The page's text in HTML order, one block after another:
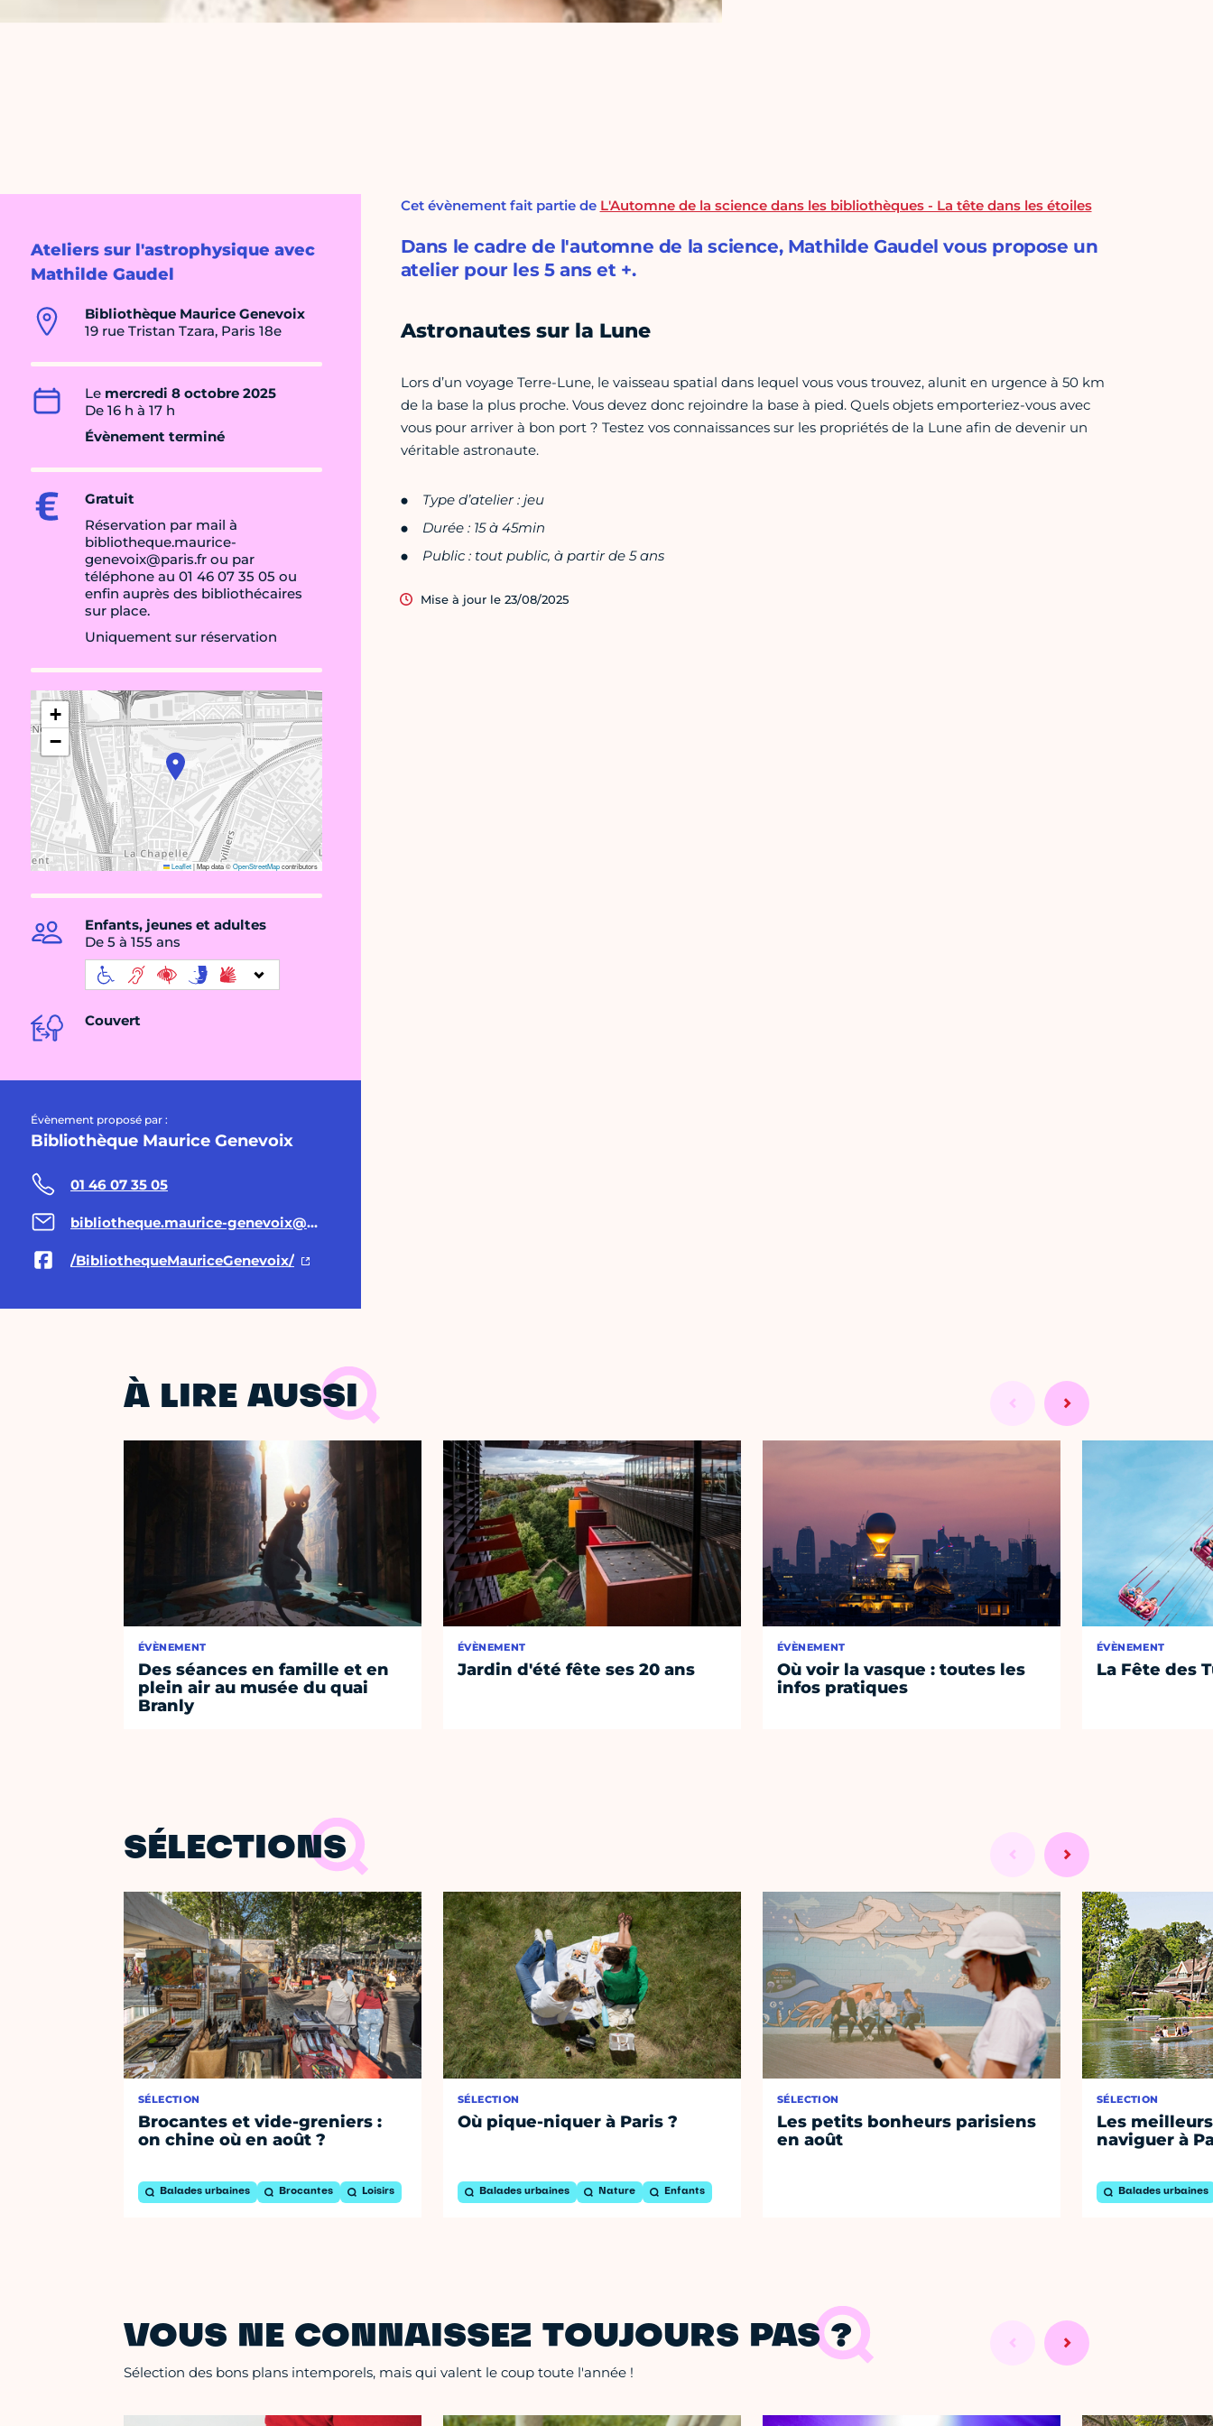
Ateliers sur l'astrophysique avec
Mathilde Gaudel
Bibliothèque Maurice Genevoix
19 rue Tristan Tzara, Paris 18e
Le mercredi 8 octobre 2025
De 16 h à 17 h
Évènement terminé
Gratuit
Réservation par mail à
bibliotheque.maurice-
genevoix@paris.fr ou par
téléphone au 01 46 07 35 05 ou
enfin auprès des bibliothécaires
sur place.
Uniquement sur réservation
+
−
Leaflet|Map data ©OpenStreetMapcontributors
Enfants, jeunes et adultes
De 5 à 155 ans
Couvert
Évènement proposé par :
Bibliothèque Maurice Genevoix
01 46 07 35 05
bibliotheque.maurice-genevoix@paris.fr
/BibliothequeMauriceGenevoix/
Cet évènement fait partie de L'Automne de la science dans les bibliothèques - La tête dans les étoiles
Dans le cadre de l'automne de la science, Mathilde Gaudel vous propose un
atelier pour les 5 ans et +.
Astronautes sur la Lune
Lors d’un voyage Terre-Lune, le vaisseau spatial dans lequel vous vous trouvez, alunit en urgence à 50 km
de la base la plus proche. Vous devez donc rejoindre la base à pied. Quels objets emporteriez-vous avec
vous pour arriver à bon port ? Testez vos connaissances sur les propriétés de la Lune afin de devenir un
véritable astronaute.
Type d’atelier : jeu
Durée : 15 à 45min
Public : tout public, à partir de 5 ans
Mise à jour le 23/08/2025
À LIRE AUSSI
ÉVÈNEMENT
Des séances en famille et en
plein air au musée du quai
Branly
ÉVÈNEMENT
Jardin d'été fête ses 20 ans
ÉVÈNEMENT
Où voir la vasque : toutes les
infos pratiques
ÉVÈNEMENT
La Fête des
SÉLECTIONS
SÉLECTION
Brocantes et vide-greniers :
on chine où en août ?
Balades urbaines Brocantes Loisirs
SÉLECTION
Où pique-niquer à Paris ?
Balades urbaines Nature Enfants
SÉLECTION
Les petits bonheurs parisiens
en août
SÉLECTION
Les
naviguer à
Balades urbaines
VOUS NE CONNAISSEZ TOUJOURS PAS ?
Sélection des bons plans intemporels, mais qui valent le coup toute l'année !